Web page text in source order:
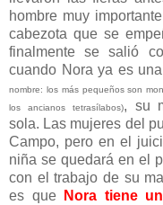
hombre muy
cabezota que se
finalmente se salió
cuando Nora ya es una
nombre: los más pequeños son
los ancianos tetrasílabos), su
sola. Las mujeres del
Campo, pero en el
niña se quedará en el
con el trabajo de su
es que
Nora tiene